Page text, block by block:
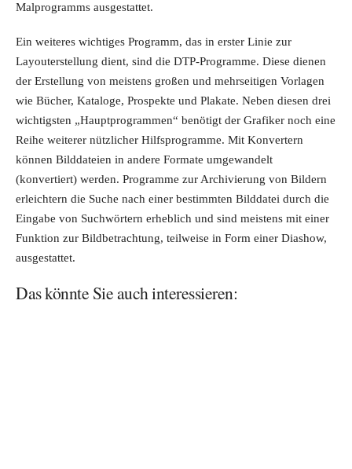
Malprogramms ausgestattet.
Ein weiteres wichtiges Programm, das in erster Linie zur
Layouterstellung dient, sind die DTP-Programme. Diese dienen
der Erstellung von meistens großen und mehrseitigen Vorlagen
wie Bücher, Kataloge, Prospekte und Plakate. Neben diesen drei
wichtigsten „Hauptprogrammen“ benötigt der Grafiker noch eine
Reihe weiterer nützlicher Hilfsprogramme. Mit Konvertern
können Bilddateien in andere Formate umgewandelt
(konvertiert) werden. Programme zur Archivierung von Bildern
erleichtern die Suche nach einer bestimmten Bilddatei durch die
Eingabe von Suchwörtern erheblich und sind meistens mit einer
Funktion zur Bildbetrachtung, teilweise in Form einer Diashow,
ausgestattet.
Das könnte Sie auch interessieren: